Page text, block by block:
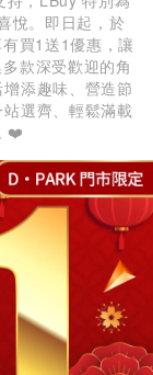
悅。即日起，於
買1送1優惠，讓
款深受歡迎的角
添趣味、營造節
選齊、輕鬆滿載
❤️